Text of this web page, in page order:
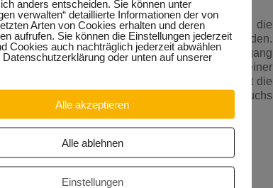
ist Keindorf überzeugt.
des Übergangsbereiches von der Schule in die
und muss dringend reformiert werden.
zu konzentrieren. Ziel muss der nahtlose Übergang
und die Einführung einer
an allen Schulformen sind unverzichtbar, damit die
gebraucht, um den Fachkräftenachwuchs
anders entscheiden. Sie können unter
verwalten“ detaillierte Informationen der von
Arten von Cookies erhalten und deren
aufrufen. Sie können die Einstellungen jederzeit
Cookies auch nachträglich jederzeit abwählen
Datenschutzerklärung oder unten auf unserer
Alle akzeptieren
Alle ablehnen
Einstellungen